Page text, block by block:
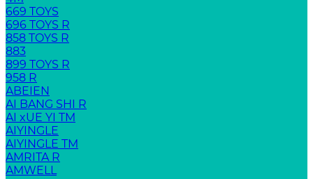
669 TOYS
696 TOYS R
858 TOYS R
883
899 TOYS R
958 R
ABEIEN
AI BANG SHI R
AI xUE YI TM
AIYINGLE
AIYINGLE TM
AMRITA R
AMWELL